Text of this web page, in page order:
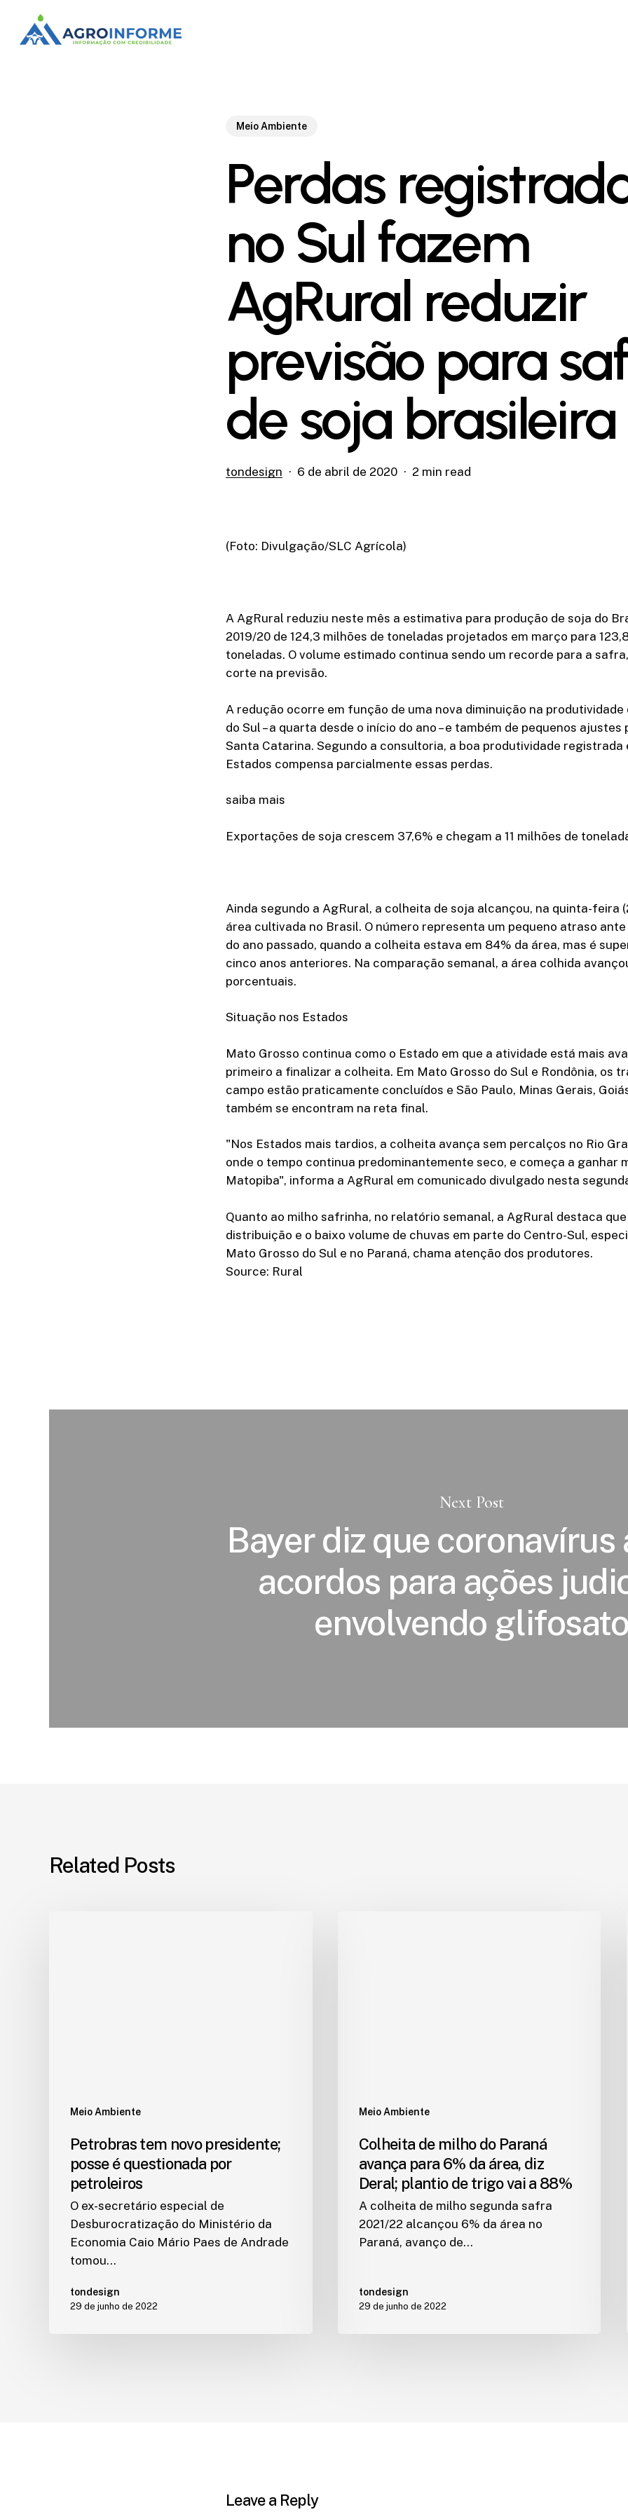
main
Meio Ambiente
Perdas
no Sul fazem
AgRural reduzir
previsão para
de soja brasileira
tondesign 6 de abril de 2020 2 min read
(Foto: Divulgação/SLC Agrícola)
A AgRural reduziu neste mês a estimativa para produção de soja do
2019/20 de 124,3 milhões de toneladas projetados em março para
toneladas. O volume estimado continua sendo um recorde para a
corte na previsão.
A redução ocorre em função de uma nova diminuição na produtividade
do Sul – a quarta desde o início do ano – e também de pequenos ajustes
Santa Catarina. Segundo a consultoria, a boa produtividade registrada
Estados compensa parcialmente essas perdas.
saiba mais
Exportações de soja crescem 37,6% e chegam a 11 milhões de
Ainda segundo a AgRural, a colheita de soja alcançou, na quinta-feira
área cultivada no Brasil. O número representa um pequeno atraso
do ano passado, quando a colheita estava em 84% da área, mas é
cinco anos anteriores. Na comparação semanal, a área colhida
porcentuais.
Situação nos Estados
Mato Grosso continua como o Estado em que a atividade está mais
primeiro a finalizar a colheita. Em Mato Grosso do Sul e Rondônia, os
campo estão praticamente concluídos e São Paulo, Minas Gerais,
também se encontram na reta final.
"Nos Estados mais tardios, a colheita avança sem percalços no Rio
onde o tempo continua predominantemente seco, e começa a ganhar
Matopiba", informa a AgRural em comunicado divulgado nesta
Quanto ao milho safrinha, no relatório semanal, a AgRural destaca que
distribuição e o baixo volume de chuvas em parte do Centro-Sul,
Mato Grosso do Sul e no Paraná, chama atenção dos produtores.
Source: Rural
Next Post
Bayer diz que coronavírus
acordos para ações
envolvendo glifosato
Related Posts
Meio Ambiente
Petrobras tem novo presidente;
posse é questionada por
petroleiros
O ex-secretário especial de
Desburocratização do Ministério da
Economia Caio Mário Paes de Andrade
tomou…
tondesign
29 de junho de 2022
Meio Ambiente
Colheita de milho do Paraná
avança para 6% da área, diz
Deral; plantio de trigo vai a 88%
A colheita de milho segunda safra
2021/22 alcançou 6% da área no
Paraná, avanço de…
tondesign
29 de junho de 2022
Leave a Reply